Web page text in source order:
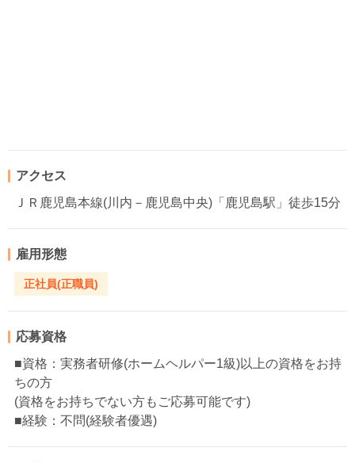
アクセス
ＪＲ鹿児島本線(川内－鹿児島中央)「鹿児島駅」徒歩15分
雇用形態
正社員(正職員)
応募資格
■資格：実務者研修(ホームヘルパー1級)以上の資格をお持
ちの方
(資格をお持ちでない方もご応募可能です)
■経験：不問(経験者優遇)